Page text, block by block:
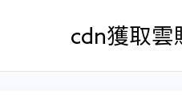
cdn獲取雲